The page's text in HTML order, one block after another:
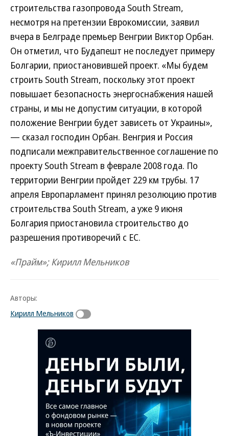
строительства газопровода South Stream,
несмотря на претензии Еврокомиссии, заявил
вчера в Белграде премьер Венгрии Виктор Орбан.
Он отметил, что Будапешт не последует примеру
Болгарии, приостановившей проект. «Мы будем
строить South Stream, поскольку этот проект
повышает безопасность энергоснабжения нашей
страны, и мы не допустим ситуации, в которой
положение Венгрии будет зависеть от Украины»,
— сказал господин Орбан. Венгрия и Россия
подписали межправительственное соглашение по
проекту South Stream в феврале 2008 года. По
территории Венгрии пройдет 229 км трубы. 17
апреля Европарламент принял резолюцию против
строительства South Stream, а уже 9 июня
Болгария приостановила строительство до
разрешения противоречий с ЕС.
«Прайм»; Кирилл Мельников
Авторы:
Кирилл Мельников